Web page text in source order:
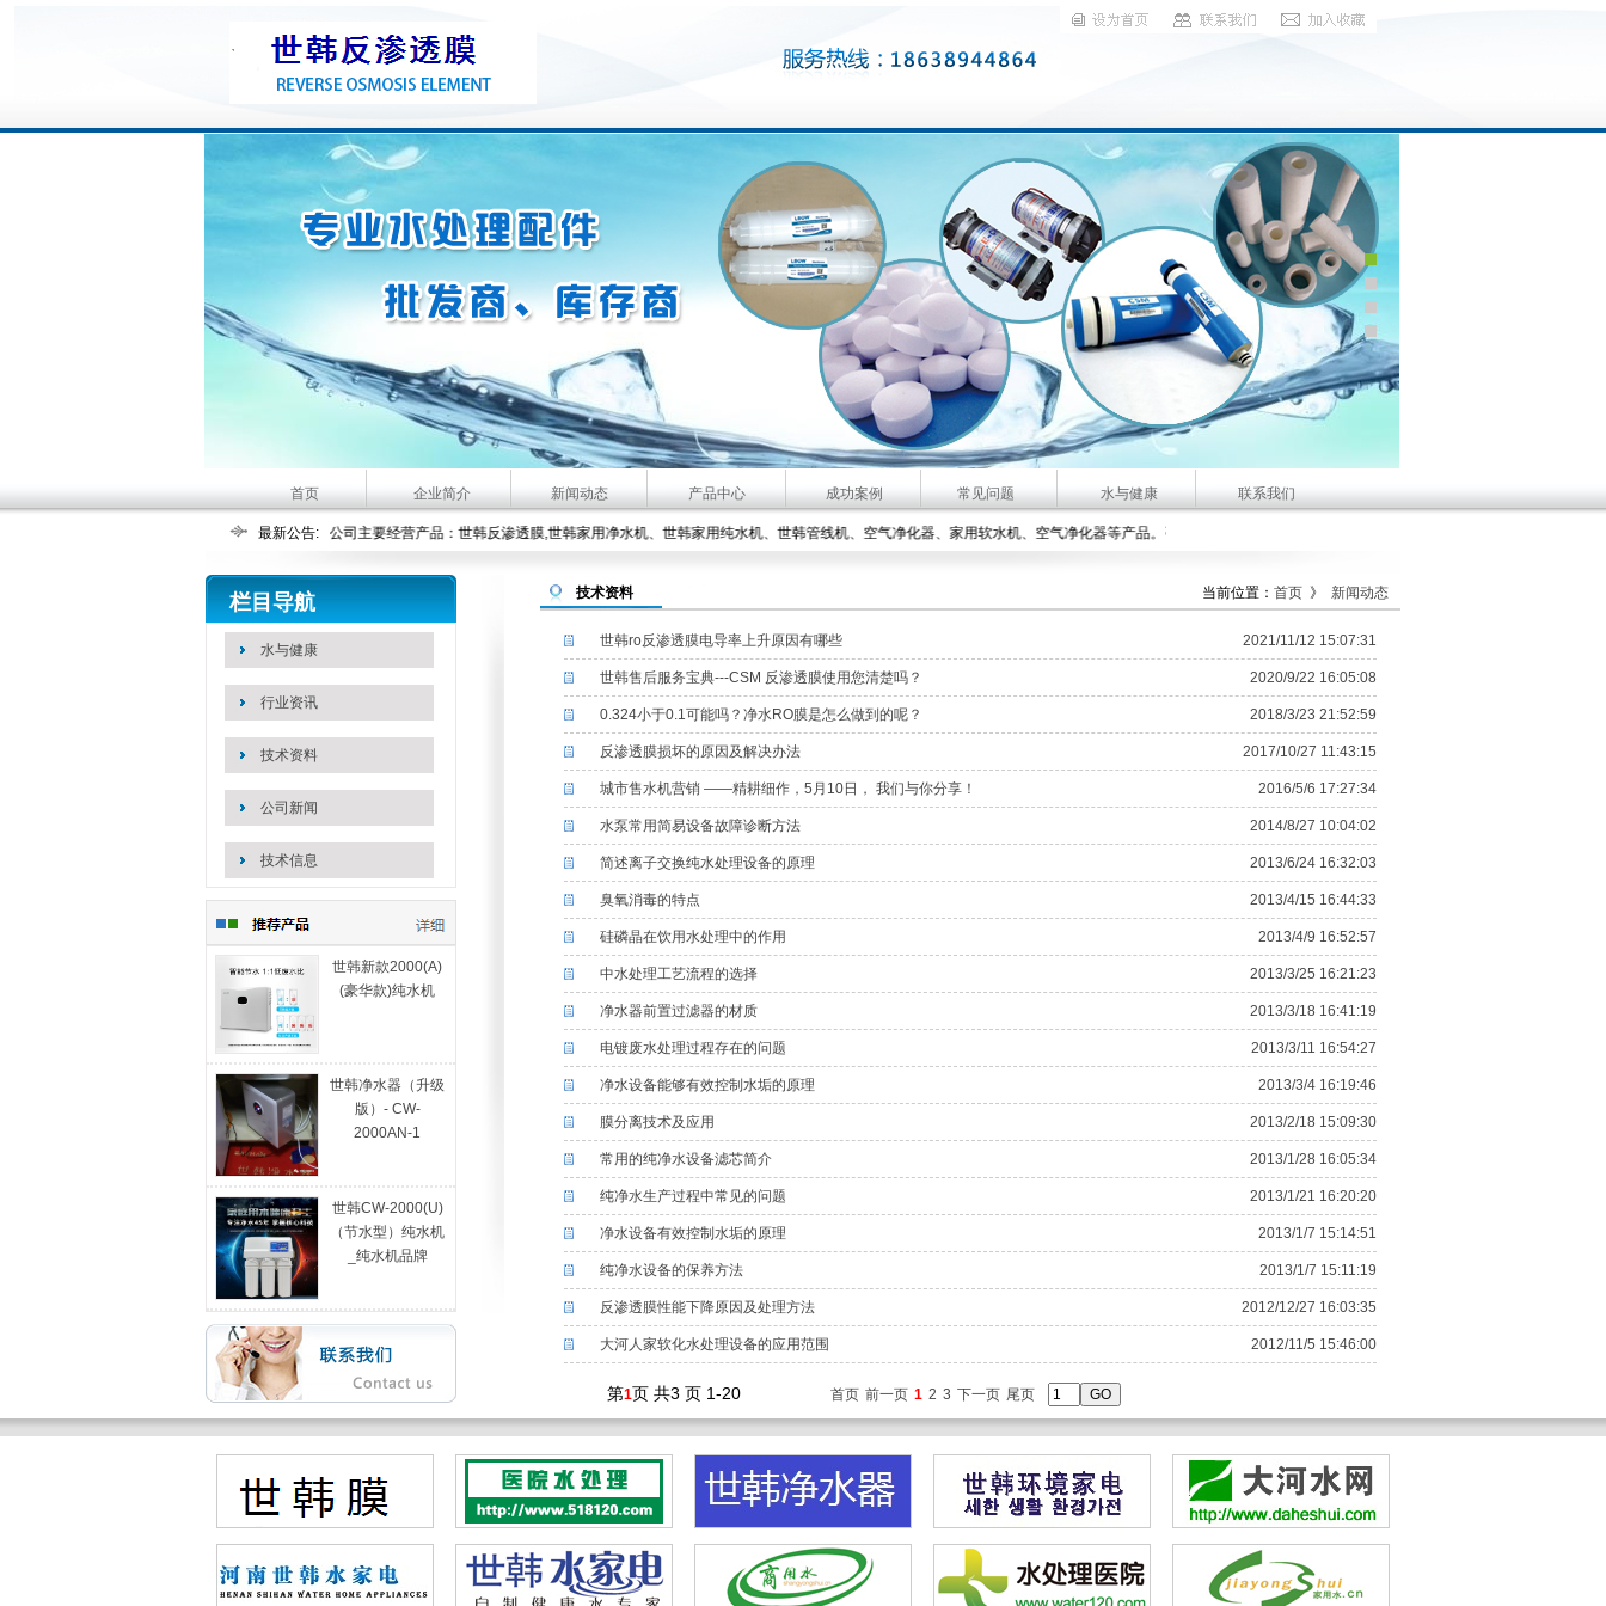
首页 企业简介 新闻动态 产品中心 成功案例 常见问题 水与健康 联系我们
最新公告:
大河人家主要经营产品：家用净水机、家用纯水机、管线机、空气净化器、家用软水机、车载空气净化器等产品。咨询服务热线：4006092004 技术咨询：18939522868
河南鹤泉环保科技有限公司主要经营产品：世韩反渗透膜,世韩家用净水机、世韩家用纯水机、世韩管线机、空气净化器、家用软水机、空气净化器等产品。咨询服务热线：13525580805 技术咨询：15515822929
栏目导航
水与健康
行业资讯
技术资料
公司新闻
技术信息
世韩新款2000(A)
(豪华款)纯水机
世韩净水器（升级
版）- CW-
2000AN-1
世韩CW-2000(U)
（节水型）纯水机
_纯水机品牌
技术资料 当前位置： 首页 》 新闻动态
世韩ro反渗透膜电导率上升原因有哪些 2021/11/12 15:07:31
世韩售后服务宝典---CSM 反渗透膜使用您清楚吗？ 2020/9/22 16:05:08
0.324小于0.1可能吗？净水RO膜是怎么做到的呢？ 2018/3/23 21:52:59
反渗透膜损坏的原因及解决办法 2017/10/27 11:43:15
城市售水机营销 ——精耕细作，5月10日， 我们与你分享！ 2016/5/6 17:27:34
水泵常用简易设备故障诊断方法 2014/8/27 10:04:02
简述离子交换纯水处理设备的原理 2013/6/24 16:32:03
臭氧消毒的特点 2013/4/15 16:44:33
硅磷晶在饮用水处理中的作用 2013/4/9 16:52:57
中水处理工艺流程的选择 2013/3/25 16:21:23
净水器前置过滤器的材质 2013/3/18 16:41:19
电镀废水处理过程存在的问题 2013/3/11 16:54:27
净水设备能够有效控制水垢的原理 2013/3/4 16:19:46
膜分离技术及应用 2013/2/18 15:09:30
常用的纯净水设备滤芯简介 2013/1/28 16:05:34
纯净水生产过程中常见的问题 2013/1/21 16:20:20
净水设备有效控制水垢的原理 2013/1/7 15:14:51
纯净水设备的保养方法 2013/1/7 15:11:19
反渗透膜性能下降原因及处理方法 2012/12/27 16:03:35
大河人家软化水处理设备的应用范围 2012/11/5 15:46:00
第1页 共3 页 1-20 首页 前一页 1 2 3 下一页 尾页